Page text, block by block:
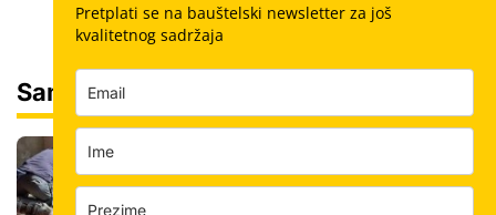
Sam svoj majstor
opcije, razlika je velika, evo koja je
Pretplati se na bauštelski newsletter za još
kvalitetnog sadržaja